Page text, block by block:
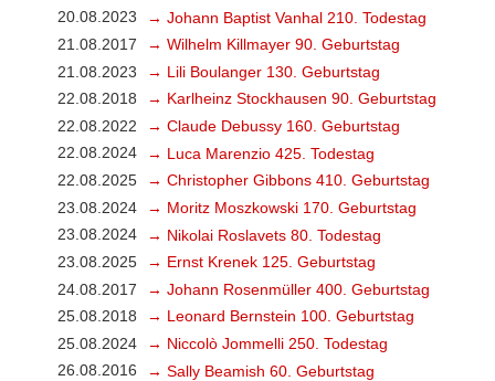
20.08.2023
→ Johann Baptist Vanhal 210. Todestag
21.08.2017
→ Wilhelm Killmayer 90. Geburtstag
21.08.2023
→ Lili Boulanger 130. Geburtstag
22.08.2018
→ Karlheinz Stockhausen 90. Geburtstag
22.08.2022
→ Claude Debussy 160. Geburtstag
22.08.2024
→ Luca Marenzio 425. Todestag
22.08.2025
→ Christopher Gibbons 410. Geburtstag
23.08.2024
→ Moritz Moszkowski 170. Geburtstag
23.08.2024
→ Nikolai Roslavets 80. Todestag
23.08.2025
→ Ernst Krenek 125. Geburtstag
24.08.2017
→ Johann Rosenmüller 400. Geburtstag
25.08.2018
→ Leonard Bernstein 100. Geburtstag
25.08.2024
→ Niccolò Jommelli 250. Todestag
26.08.2016
→ Sally Beamish 60. Geburtstag